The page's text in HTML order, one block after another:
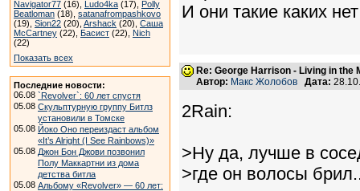
Navigator77 (16), Ludo4ka (17), Polly
Beatloman (18), satanafrompashkovo
(19), Sion22 (20), Arshack (20), Саша
McCartney (22), Басист (22), Nich
(22)
Показать всех
Последние новости:
06.08 `Revolver`: 60 лет спустя
05.08 Скульптурную группу Битлз
установили в Томске
05.08 Йоко Оно переиздаст альбом
«It’s Alright (I See Rainbows)»
05.08 Джон Бон Джови позвонил
Полу Маккартни из дома
детства битла
05.08 Альбому «Revolver» — 60 лет:
И они такие каких
Re: George Harrison - Living in the
Автор: Макс Жолобов Дата:
2Rain:
>Ну да, лучше в
>где он волосы